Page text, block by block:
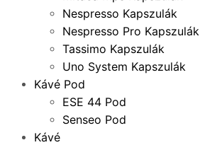
Nespresso Kapszulák
Nespresso Pro Kapszulák
Tassimo Kapszulák
Uno System Kapszulák
Kávé Pod
ESE 44 Pod
Senseo Pod
Kávé